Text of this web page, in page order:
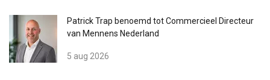
Patrick Trap benoemd tot Commercieel Directeur
van Mennens Nederland
5 aug 2026
kunnen combineren met andere informatie die
u aan hen heeft verstrekt of die zij hebben
verzameld door uw gebruik van hun diensten.
Privacybeleid